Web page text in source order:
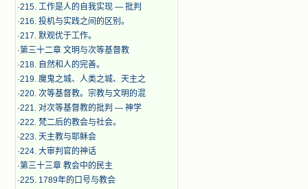
·215. 工作是人的自我实现 — 批判
·216. 投机与实践之间的区别。
·217. 默观优于工作。
·第三十二章 文明与次等基督教
·218. 自然和人的完善。
·219. 魔鬼之城、人类之城、天主之
·220. 次等基督教。宗教与文明的混
·221. 对次等基督教的批判 — 神学
·222. 梵二后的教会与社会。
·223. 天主教与耶稣会
·224. 大审判官的神话
·第三十三章 教会中的民主
·225. 1789年的口号与教会